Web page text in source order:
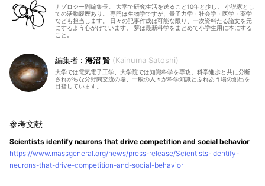
ナゾロジー副編集長。 大学で研究生活を送ること10年と少し。 小説家とし
ての活動履歴あり。 専門は生物学ですが、量子力学・社会学・医学・薬学
なども担当します。 日々の記事作成は可能な限り、一次資料たる論文を元
にするよう心がけています。 夢は最新科学をまとめて小学生用に本にする
こと。
海沼 賢 Kainuma Satoshi
大学では電気電子工学、大学院では知識科学を専攻。科学進歩と共に分断
されがちな分野間交流の場、一般の人々が科学知識とふれあう場の創出を
目指しています。
Scientists identify neurons that drive competition and social behavior
https://www.massgeneral.org/news/press-release/Scientists-identify-
neurons-that-drive-competition-and-social-behavior